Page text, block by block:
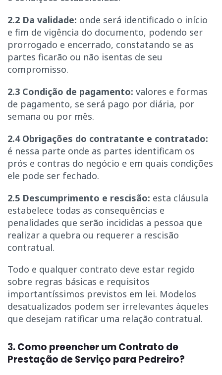
2.2 Da validade: onde será identificado o início
e fim de vigência do documento, podendo ser
prorrogado e encerrado, constatando se as
partes ficarão ou não isentas de seu
compromisso.
2.3 Condição de pagamento: valores e formas
de pagamento, se será pago por diária, por
semana ou por mês.
2.4 Obrigações do contratante e contratado:
é nessa parte onde as partes identificam os
prós e contras do negócio e em quais condições
ele pode ser fechado.
2.5 Descumprimento e rescisão: esta cláusula
estabelece todas as consequências e
penalidades que serão incididas a pessoa que
realizar a quebra ou requerer a rescisão
contratual.
Todo e qualquer contrato deve estar regido
sobre regras básicas e requisitos
importantíssimos previstos em lei. Modelos
desatualizados podem ser irrelevantes àqueles
que desejam ratificar uma relação contratual.
3. Como preencher um Contrato de
Prestação de Serviço para Pedreiro?